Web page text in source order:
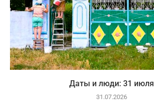
Даты и люди: 31 июля
31.07.2026